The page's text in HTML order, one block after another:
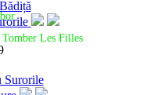
Les Filles
Surorile